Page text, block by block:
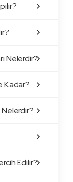
Nelerdir?
Kadar?
Nelerdir?
Edilir?